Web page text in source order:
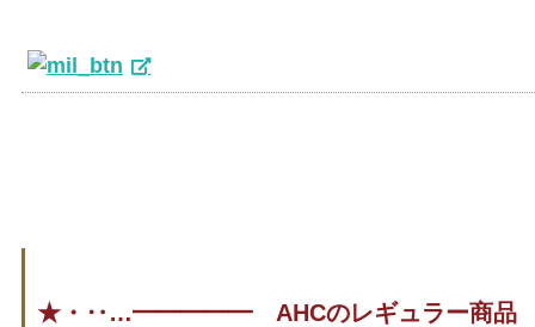
★・‥…━━━━━ AHCのレギュラー